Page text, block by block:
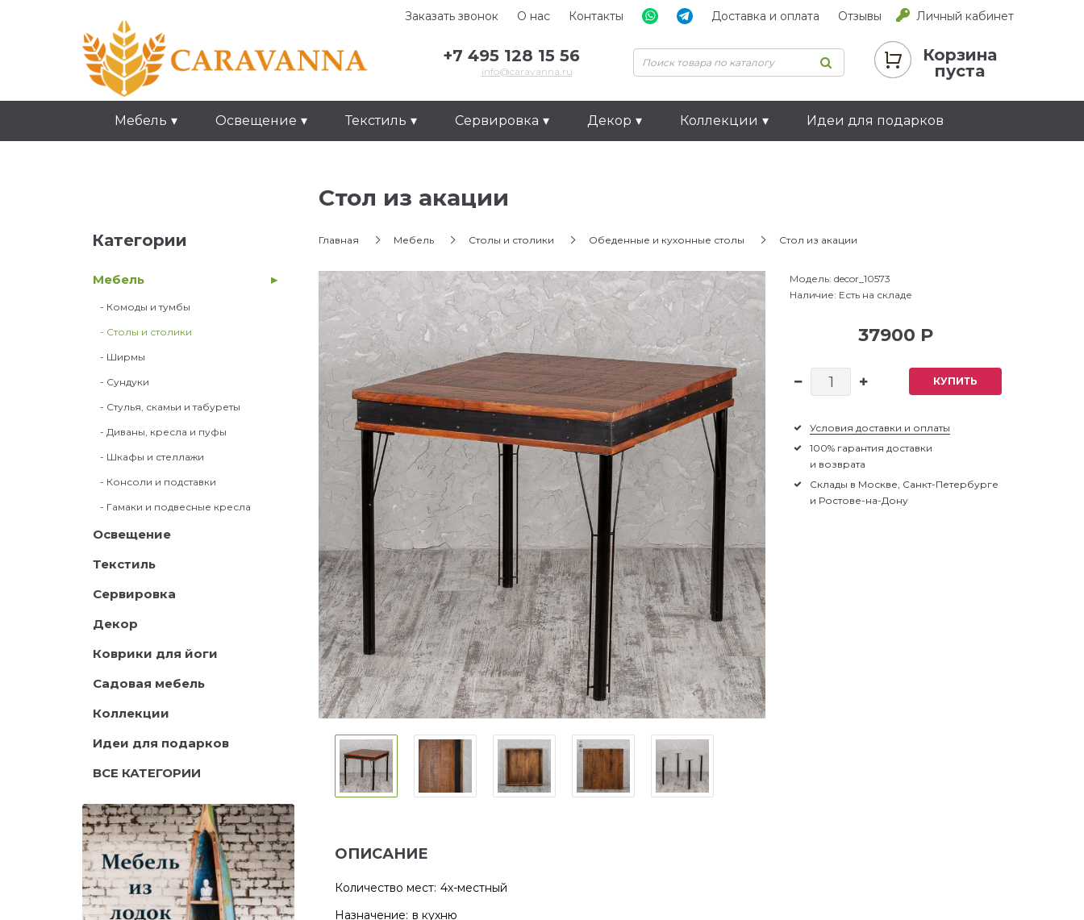
Заказать звонок О нас Контакты Доставка и оплата Отзывы Личный кабинет
+7 495 128 15 56
info@caravanna.ru
Корзина
пуста
Мебель Освещение Текстиль Сервировка Декор Коллекции Идеи для подарков
Категории
Мебель
- Комоды и тумбы
- Столы и столики
- Ширмы
- Сундуки
- Стулья, скамьи и табуреты
- Диваны, кресла и пуфы
- Шкафы и стеллажи
- Консоли и подставки
- Гамаки и подвесные кресла
Освещение
Текстиль
Сервировка
Декор
Коврики для йоги
Садовая мебель
Коллекции
Идеи для подарков
ВСЕ КАТЕГОРИИ
Стол из акации
Главная Мебель Столы и столики Обеденные и кухонные столы Стол из акации
Модель:decor_10573
Наличие: Есть на складе
37900 Р
КУПИТЬ
Условия доставки и оплаты
100% гарантия доставки
и возврата
Склады в Москве, Санкт-Петербурге
и Ростове-на-Дону
ОПИСАНИЕ
Количество мест: 4х-местный
Назначение: в кухню